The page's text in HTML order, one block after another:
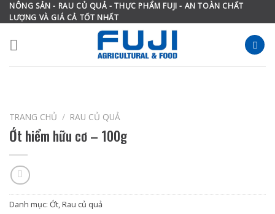
Skip
to
content
NÔNG SẢN - RAU CỦ QUẢ - THỰC PHẨM FUJI - AN TOÀN CHẤT
LƯỢNG VÀ GIÁ CẢ TỐT NHẤT
TRANG CHỦ / RAU CỦ QUẢ
Ớt hiểm hữu cơ – 100g
Danh mục: Ớt,Rau củ quả